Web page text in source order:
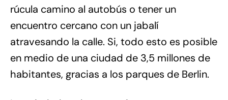
rúcula camino al autobús o tener un
encuentro cercano con un jabalí
atravesando la calle. Si, todo esto es posible
en medio de una ciudad de 3,5 millones de
habitantes, gracias a los parques de Berlin.